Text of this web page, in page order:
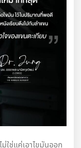
ใช่แค่เอาไขมันออก